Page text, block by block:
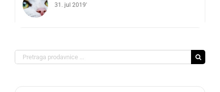
31. jul 2019'
Search
for: